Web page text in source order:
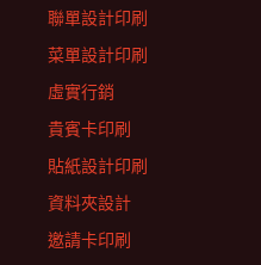
聯單設計印刷
菜單設計印刷
虛實行銷
貴賓卡印刷
貼紙設計印刷
資料夾設計
邀請卡印刷